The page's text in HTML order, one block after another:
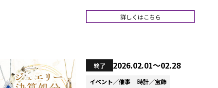
詳しくはこちら
終了 2026.02.01～02.28
イベント／催事 時計／宝飾